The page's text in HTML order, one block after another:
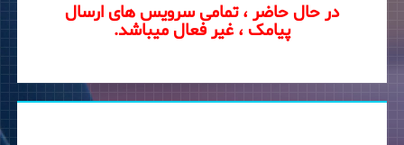
در حال حاضر ، تمامی سرویس های ارسال
پیامک ، غیر فعال میباشد.